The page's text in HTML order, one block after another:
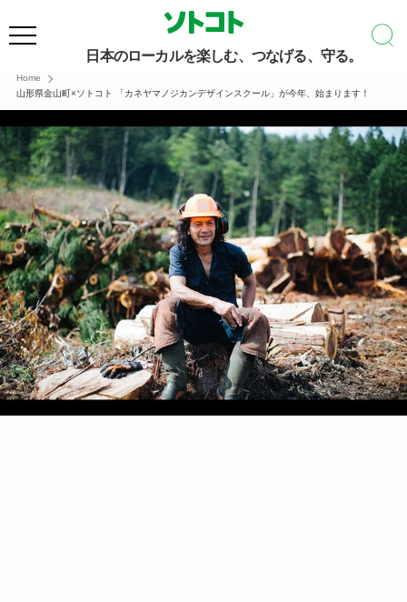
日本のローカルを楽しむ、つなげる、守る。
Home
山形県金山町×ソトコト 「カネヤマノジカンデザインスクール」が今年、始まります！